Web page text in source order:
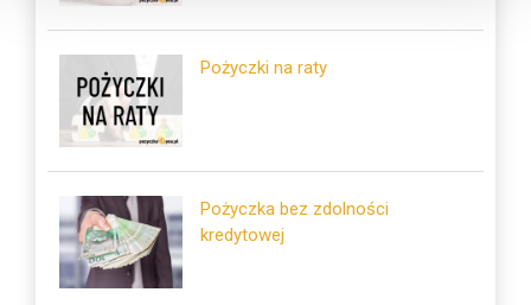
Pożyczki na raty
Pożyczka bez zdolności
kredytowej